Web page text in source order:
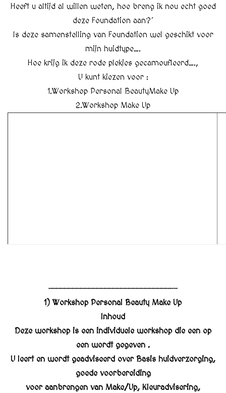
Heeft u altijd al willen weten, hoe breng ik nou echt goed
deze Foundation aan?´
Is deze samenstelling van Foundation wel geschikt voor
mijn huidtype….
Hoe krijg ik deze rode plekjes gecamoufleerd….,
U kunt kiezen voor :
1.Workshop Personal BeautyMake Up
2.Workshop Make Up
———————————————————————————————-
1) Workshop Personal Beauty Make Up
Inhoud
Deze workshop is een individuele workshop die een op
een wordt gegeven .
U leert en wordt geadviseerd over Basis huidverzorging,
goede voorbereiding
voor aanbrengen van Make/Up, Kleuradvisering,